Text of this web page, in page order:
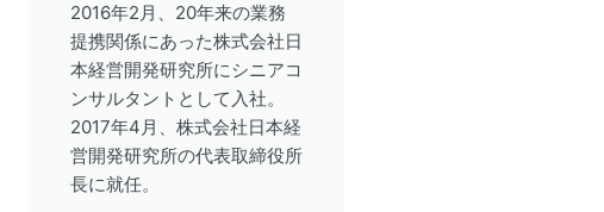
2016年2月、20年来の業務
提携関係にあった株式会社日
本経営開発研究所にシニアコ
ンサルタントとして入社。
2017年4月、株式会社日本経
営開発研究所の代表取締役所
長に就任。